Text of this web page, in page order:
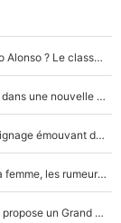
Max Verstappen, Lewis Hamilton… et bientôt Fernando Alonso ? Le classement des pilotes les mieux payés en Formule 1 risque de changer !
F1 - Alpine signe un accord «impensable» et va entrer dans une nouvelle dimension : Grande nouvelle pour Pierre Gasly !
F1 : « Je lui ai fait un câlin, puis j’ai dû partir...», le témoignage émouvant de Max Verstappen sur sa fille
F1 : Charles Leclerc surpris par les paparazzis avec sa femme, les rumeurs étaient vraies !
Comme pour le final du Tour de France, Esteban Ocon propose un Grand Prix de Formule 1 à Paris : «Autour de l’Arc de Triomphe, ce serait génial» !